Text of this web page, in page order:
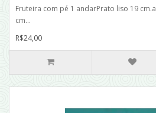
Fruteira com pé 1 andarPrato liso 19
cm...
R$24,00